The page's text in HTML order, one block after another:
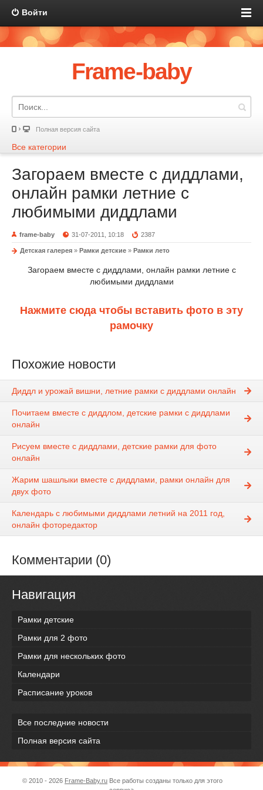
Войти
Frame-baby
Полная версия сайта
Все категории
Загораем вместе с диддлами,
онлайн рамки летние с
любимыми диддлами
frame-baby 31-07-2011, 10:18 2387
Детская галерея » Рамки детские » Рамки лето
Загораем вместе с диддлами, онлайн рамки летние с
любимыми диддлами
Нажмите сюда чтобы вставить фото в эту
рамочку
Похожие новости
Диддл и урожай вишни, летние рамки с диддлами онлайн
Почитаем вместе с диддлом, детские рамки с диддлами
онлайн
Рисуем вместе с диддлами, детские рамки для фото
онлайн
Жарим шашлыки вместе с диддлами, рамки онлайн для
двух фото
Календарь с любимыми диддлами летний на 2011 год,
онлайн фоторедактор
Комментарии (0)
Навигация
Рамки детские
Рамки для 2 фото
Рамки для нескольких фото
Календари
Расписание уроков
Все последние новости
Полная версия сайта
© 2010 - 2026 Frame-Baby.ru Все работы созданы только для этого